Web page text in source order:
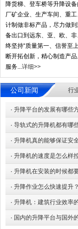
降货梯、登车桥等升降设
厂矿企业、生产车间、重
计制做非标产品，尽力做
备出口到远东、亚、欧、
终坚持“质量第一、信誉至
断开拓创新，精心制造产
服务...详细>>
公司新闻 行
· 升降平台的发展有哪些
· 导轨式的升降机都有哪
· 升降机真的能够保证安
· 升降机的速度是怎么样
· 升降机在安装的时候都
· 升降作业怎么快速提升
· 升降机：建筑行业效率
· 国内的升降平台与国外